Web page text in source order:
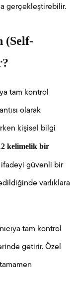
gerçekleştirebilir.
(Self-
tam kontrol
olarak
kişisel bilgi
kelimelik bir
ifadeyi güvenli bir
varlıklara
tam kontrol
getirir. Özel